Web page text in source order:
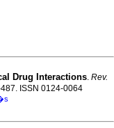
Drug Interactions. Rev.
ISSN 0124-0064